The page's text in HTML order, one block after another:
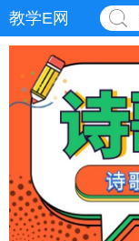
教学E网